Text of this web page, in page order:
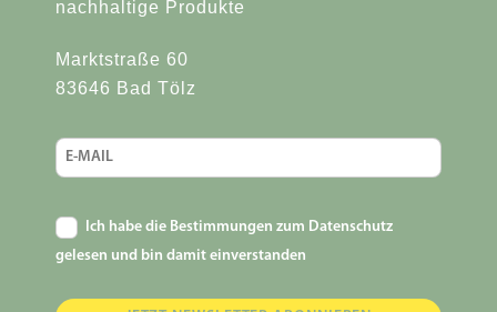
nachhaltige Produkte
Marktstraße 60
83646 Bad Tölz
Ich habe die Bestimmungen zum Datenschutz
gelesen und bin damit einverstanden